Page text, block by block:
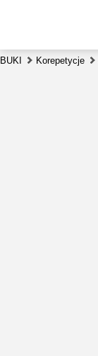
BUKI Korepetycje